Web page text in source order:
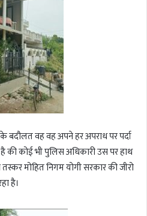
वह वह अपने हर अपराध पर पर्दा
कोई भी पुलिस अधिकारी उस पर हाथ
मोहित निगम योगी सरकार की जीरो
है।